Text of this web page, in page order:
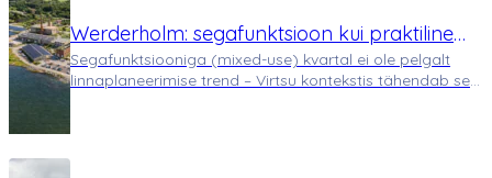
Werderholm: segafunktsioon kui praktiline
vajadus, mitte trend
Segafunktsiooniga (mixed-use) kvartal ei ole pelgalt
linnaplaneerimise trend – Virtsu kontekstis tähendab see